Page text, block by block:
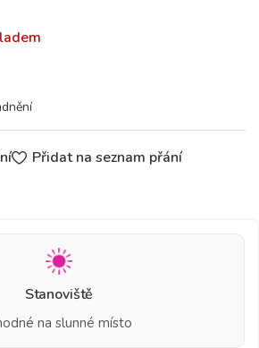
Přidat na seznam přání
Stanoviště
na slunné místo